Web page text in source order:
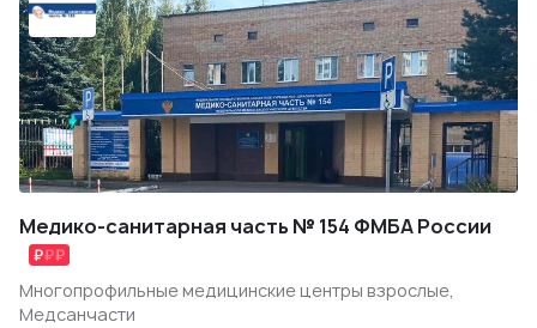
Медико-санитарная часть № 154 ФМБА России
Многопрофильные медицинские центры взрослые,
Медсанчасти